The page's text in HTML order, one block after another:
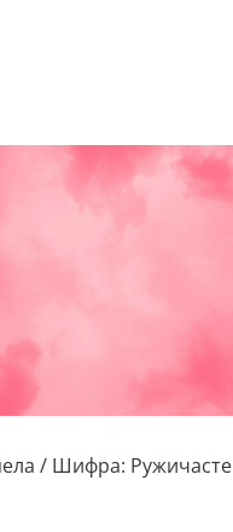
/ Шифра: Ружичасте